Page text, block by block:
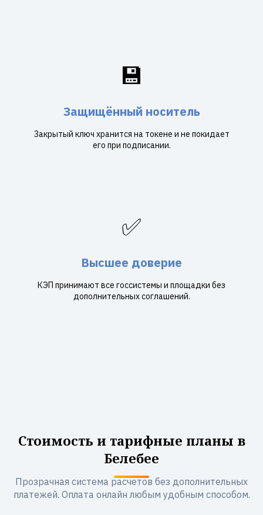
💾
Защищённый носитель
Закрытый ключ хранится на токене и не покидает
его при подписании.
✅
Высшее доверие
КЭП принимают все госсистемы и площадки без
дополнительных соглашений.
Стоимость и тарифные планы в
Белебее
Прозрачная система расчетов без дополнительных
платежей. Оплата онлайн любым удобным способом.